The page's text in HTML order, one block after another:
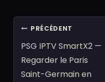
Navigation
l’article
PRÉCÉDENT
PSG IPTV SmartX2 —
Regarder le Paris
Saint-Germain en